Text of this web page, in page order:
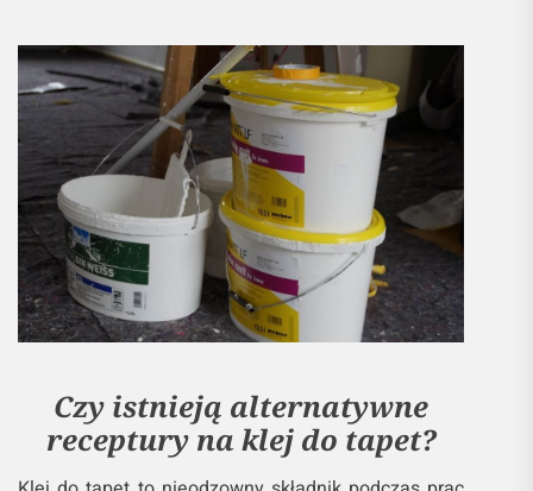
Czy istnieją alternatywne
receptury na klej do tapet?